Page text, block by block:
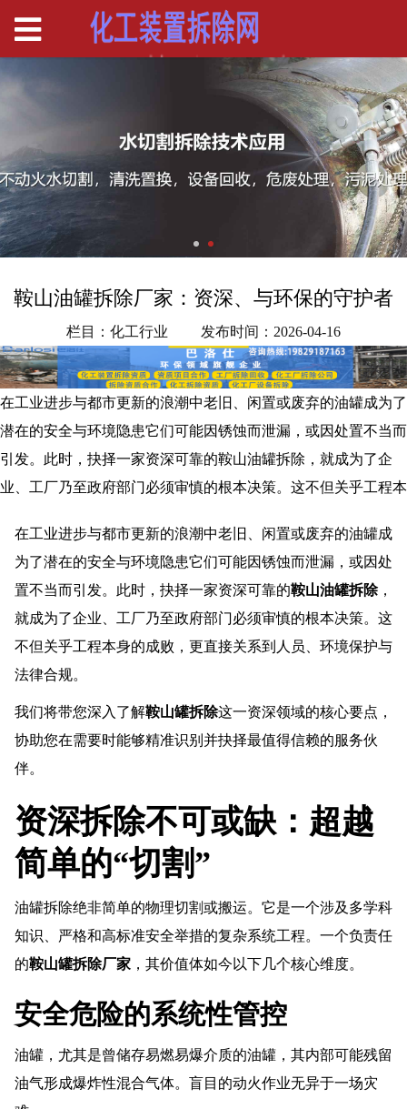
鞍山油罐拆除厂家：资深、与环保的守护者
栏目：化工行业 发布时间：2026-04-16
在工业进步与都市更新的浪潮中老旧、闲置或废弃的油罐成为了
潜在的安全与环境隐患它们可能因锈蚀而泄漏，或因处置不当而
引发。此时，抉择一家资深可靠的鞍山油罐拆除，就成为了企
业、工厂乃至政府部门必须审慎的根本决策。这不但关乎工程本
在工业进步与都市更新的浪潮中老旧、闲置或废弃的油罐成
为了潜在的安全与环境隐患它们可能因锈蚀而泄漏，或因处
置不当而引发。此时，抉择一家资深可靠的鞍山油罐拆除，
就成为了企业、工厂乃至政府部门必须审慎的根本决策。这
不但关乎工程本身的成败，更直接关系到人员、环境保护与
法律合规。
我们将带您深入了解鞍山罐拆除这一资深领域的核心要点，
协助您在需要时能够精准识别并抉择最值得信赖的服务伙
伴。
资深拆除不可或缺：超越
简单的“切割”
油罐拆除绝非简单的物理切割或搬运。它是一个涉及多学科
知识、严格和高标准安全举措的复杂系统工程。一个负责任
的鞍山罐拆除厂家，其价值体如今以下几个核心维度。
安全危险的系统性管控
油罐，尤其是曾储存易燃易爆介质的油罐，其内部可能残留
油气形成爆炸性混合气体。盲目的动火作业无异于一场灾